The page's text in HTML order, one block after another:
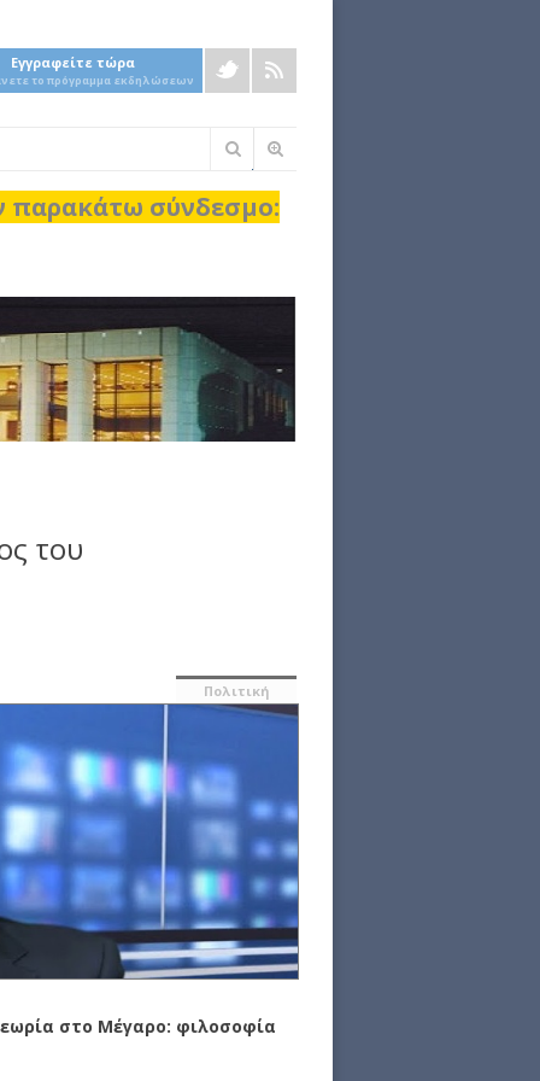
Εγγραφείτε τώρα
το πρόγραμμα εκδηλώσεων
Φόρμα
αναζήτησης
παρακάτω σύνδεσμο:
του
Πολιτική
στο Μέγαρο: φιλοσοφία